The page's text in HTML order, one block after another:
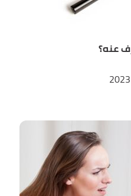
عنه؟